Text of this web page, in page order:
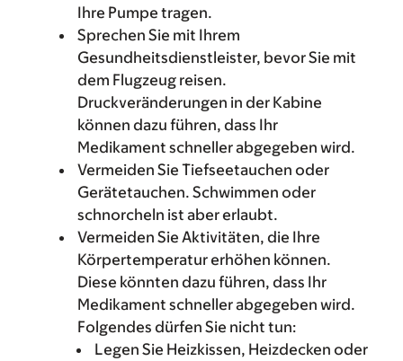
Ihre Pumpe tragen.
Sprechen Sie mit Ihrem
Gesundheitsdienstleister, bevor Sie mit
dem Flugzeug reisen.
Druckveränderungen in der Kabine
können dazu führen, dass Ihr
Medikament schneller abgegeben wird.
Vermeiden Sie Tiefseetauchen oder
Gerätetauchen. Schwimmen oder
schnorcheln ist aber erlaubt.
Vermeiden Sie Aktivitäten, die Ihre
Körpertemperatur erhöhen können.
Diese könnten dazu führen, dass Ihr
Medikament schneller abgegeben wird.
Folgendes dürfen Sie nicht tun:
Legen Sie Heizkissen, Heizdecken oder